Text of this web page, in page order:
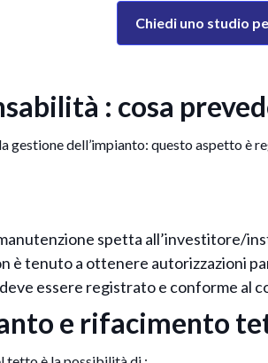
Chiedi uno studio
: cosa
gestione dell’impianto: questo aspetto è
spetta all’investitore/
è tenuto a ottenere autorizzazioni
essere registrato e conforme al
e rifacimento